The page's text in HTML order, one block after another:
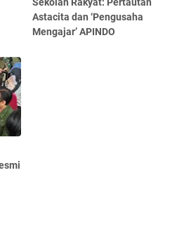
Astacita dan ‘Pengusaha
Mengajar’ APINDO